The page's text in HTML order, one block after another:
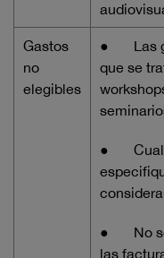
Gastos
no
elegibles
● Las
que se
●
● No
las